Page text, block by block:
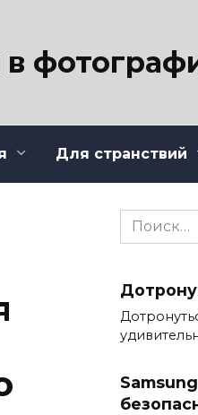
Для странствий
Search
for: